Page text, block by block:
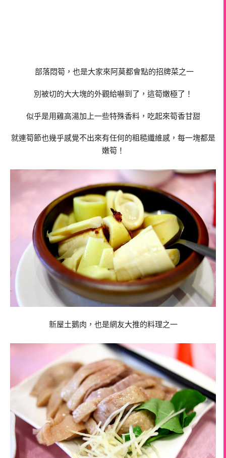
部落悶筍，也是大家來阿莫都會點的招牌菜之一
別被切的大大塊的外觀給嚇到了，這筍嫩極了！
似乎是用雞高湯加上一些特殊香料，吃起來筍香甘甜
就連筍節也幾乎感覺不出來有任何的粗糙纖維感，每一塊都是
嫩筍！
新屋土鵝肉，也是網友大推的料理之一